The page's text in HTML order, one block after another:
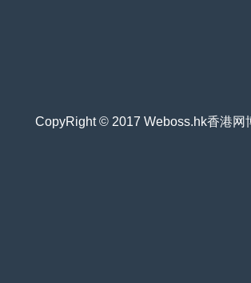
CopyRight © 2017 Weboss.hk香港网